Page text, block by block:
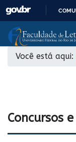
Você está aqui:
Concursos